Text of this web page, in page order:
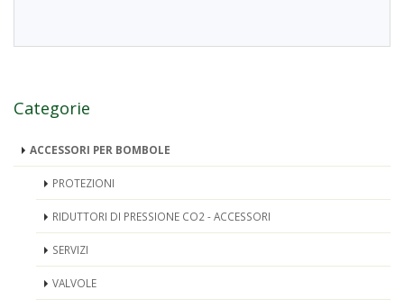
Categorie
ACCESSORI PER BOMBOLE
PROTEZIONI
RIDUTTORI DI PRESSIONE CO2 - ACCESSORI
SERVIZI
VALVOLE